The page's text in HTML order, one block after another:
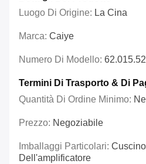
Luogo Di Origine: La Cina
Marca: Caiye
Numero Di Modello:
Termini Di Trasporto & Di
Quantità Di Ordine Minimo:
Prezzo: Negoziabile
Imballaggi Particolari:
Dell'amplificatore